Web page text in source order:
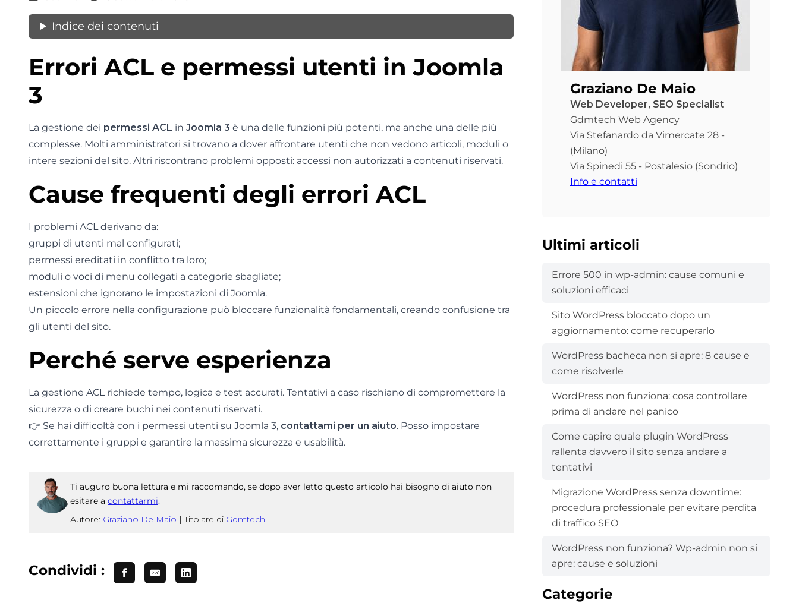
Indice dei contenuti
Errori ACL e permessi utenti in Joomla
3
La gestione dei permessi ACL in Joomla 3 è una delle funzioni più potenti, ma anche una delle più
complesse. Molti amministratori si trovano a dover affrontare utenti che non vedono articoli, moduli o
intere sezioni del sito. Altri riscontrano problemi opposti: accessi non autorizzati a contenuti riservati.
Cause frequenti degli errori ACL
I problemi ACL derivano da:
gruppi di utenti mal configurati;
permessi ereditati in conflitto tra loro;
moduli o voci di menu collegati a categorie sbagliate;
estensioni che ignorano le impostazioni di Joomla.
Un piccolo errore nella configurazione può bloccare funzionalità fondamentali, creando confusione tra
gli utenti del sito.
Perché serve esperienza
La gestione ACL richiede tempo, logica e test accurati. Tentativi a caso rischiano di compromettere la
sicurezza o di creare buchi nei contenuti riservati.
👉 Se hai difficoltà con i permessi utenti su Joomla 3, contattami per un aiuto. Posso impostare
correttamente i gruppi e garantire la massima sicurezza e usabilità.
Ti auguro buona lettura e mi raccomando, se dopo aver letto questo articolo hai bisogno di aiuto non
esitare a contattarmi.
Autore: Graziano De Maio | Titolare di Gdmtech
Condividi :
Graziano De Maio
Web Developer, SEO Specialist
Gdmtech Web Agency
Via Stefanardo da Vimercate 28 -
(Milano)
Via Spinedi 55 - Postalesio (Sondrio)
Info e contatti
Ultimi articoli
Errore 500 in wp-admin: cause comuni e
soluzioni efficaci
Sito WordPress bloccato dopo un
aggiornamento: come recuperarlo
WordPress bacheca non si apre: 8 cause e
come risolverle
WordPress non funziona: cosa controllare
prima di andare nel panico
Come capire quale plugin WordPress
rallenta davvero il sito senza andare a
tentativi
Migrazione WordPress senza downtime:
procedura professionale per evitare perdita
di traffico SEO
WordPress non funziona? Wp-admin non si
apre: cause e soluzioni
Categorie